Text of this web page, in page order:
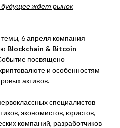
будущее ждет рынок
темы, 6 апреля компания
Blockchain & Bitcoin
посвящено
и особенностям
активов.
специалистов
экономистов, юристов,
компаний, разработчиков